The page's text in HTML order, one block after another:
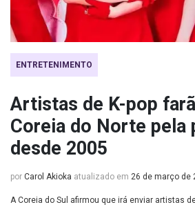
ENTRETENIMENTO
Artistas de K-pop
Coreia do Norte pela
desde 2005
por Carol Akioka atualizado em 26 de março de
A Coreia do Sul afirmou que irá enviar artistas